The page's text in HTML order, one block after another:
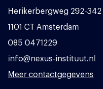
Herikerbergweg 292-342
1101 CT Amsterdam
085 0471229
info@nexus-instituut.nl
Meer contactgegevens